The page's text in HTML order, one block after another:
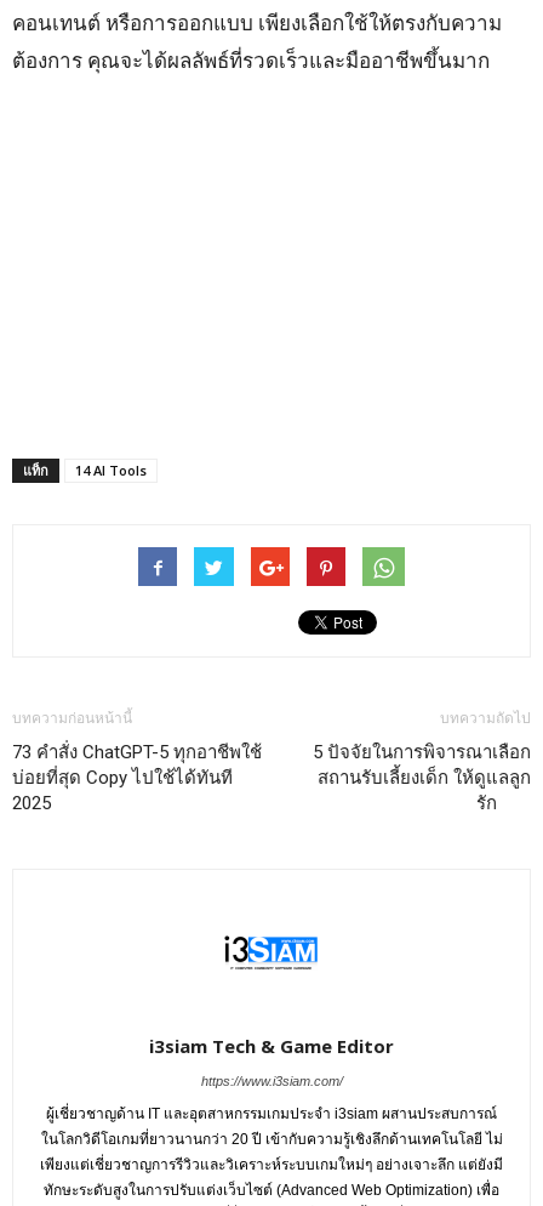
คอนเทนต์ หรือการออกแบบ เพียงเลือกใช้ให้ตรงกับความ
ต้องการ คุณจะได้ผลลัพธ์ที่รวดเร็วและมืออาชีพขึ้นมาก
แท็ก 14 AI Tools
บทความก่อนหน้านี้
73 คำสั่ง ChatGPT-5 ทุกอาชีพใช้
บ่อยที่สุด Copy ไปใช้ได้ทันที
2025
บทความถัดไป
5 ปัจจัยในการพิจารณาเลือก
สถานรับเลี้ยงเด็ก ให้ดูแลลูก
รัก
i3siam Tech & Game Editor
https://www.i3siam.com/
ผู้เชี่ยวชาญด้าน IT และอุตสาหกรรมเกมประจำ i3siam ผสานประสบการณ์
ในโลกวิดีโอเกมที่ยาวนานกว่า 20 ปี เข้ากับความรู้เชิงลึกด้านเทคโนโลยี ไม่
เพียงแต่เชี่ยวชาญการรีวิวและวิเคราะห์ระบบเกมใหม่ๆ อย่างเจาะลึก แต่ยังมี
ทักษะระดับสูงในการปรับแต่งเว็บไซต์ (Advanced Web Optimization) เพื่อ